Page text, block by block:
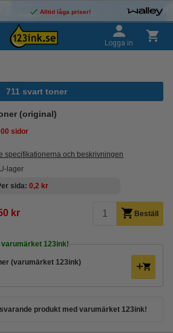
Alltid låga priser!
Logga in
711 svart toner
(original)
sidor
specifikationerna och beskrivningen
lager
sida 0,2 kr
kr Beställ
varumärket 123ink!
(varumärket 123ink)
produkt med varumärket 123ink!